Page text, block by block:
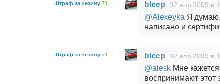
Штраф за резину 71 bleep 02 апр 2009 в
@Alexeyka Я думаю,
написано и
Штраф за резину 71 bleep 02 апр 2009 в
@aleskМне
воспринимают этот